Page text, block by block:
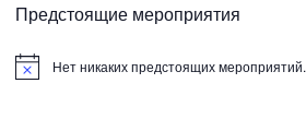
Предстоящие мероприятия
Нет никаких предстоящих мероприятий.